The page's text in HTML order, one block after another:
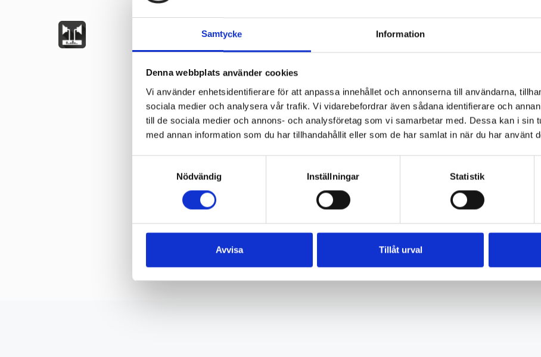
Samtycke Information
Denna webbplats använder cookies
Vi använder enhetsidentifierare för att anpassa innehållet och annonserna till användarna,
sociala medier och analysera vår trafik. Vi vidarebefordrar även sådana identifierare och
till de sociala medier och annons- och analysföretag som vi samarbetar med. Dessa kan i sin
med annan information som du har tillhandahållit eller som de har samlat in när du har använt
Nödvändig
Inställningar Statistik
Avvisa Tillåt urval
0,70″ baltic birch
2 M20 top mount
Specifikationer
Dokument
Tillbehör